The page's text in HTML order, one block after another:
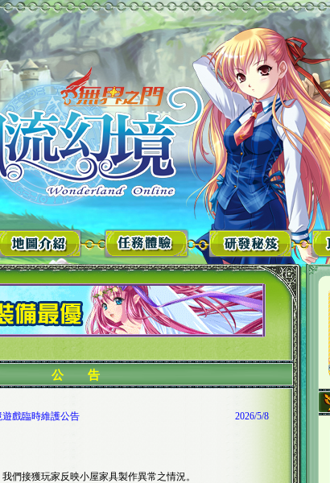
公 告
遊戲臨時維護公告 2026/5/8
們接獲玩家反映小屋家具製作異常之情況。